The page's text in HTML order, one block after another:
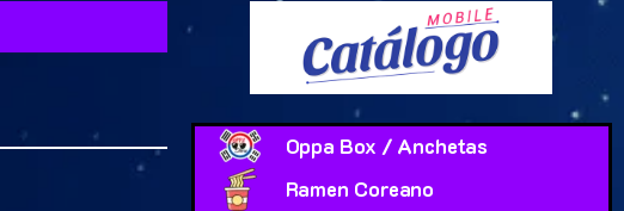
Oppa Box / Anchetas
Ramen Coreano